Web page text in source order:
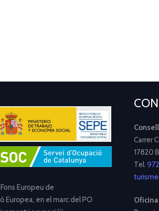
Europeu de
Europea, en el marc del PO
Carrer
17820
Tel.